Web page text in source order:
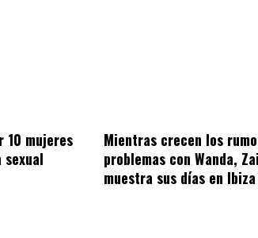
10 mujeres
Mientras crecen los
problemas con Wanda,
muestra sus días en Ibiza